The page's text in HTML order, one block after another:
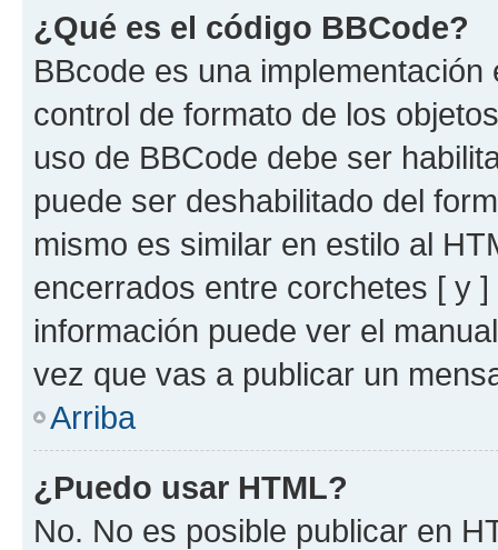
¿Qué es el código BBCode?
BBcode es una
control de formato de los
uso de BBCode debe ser
puede ser deshabilitado del
mismo es similar en estilo al
encerrados entre corchetes [ y
información puede ver el
vez que vas a publicar un
Arriba
¿Puedo usar HTML?
No. No es posible publicar en